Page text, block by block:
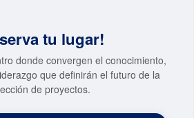
tu lugar!
donde convergen el conocimiento,
que definirán el futuro de la
de proyectos.